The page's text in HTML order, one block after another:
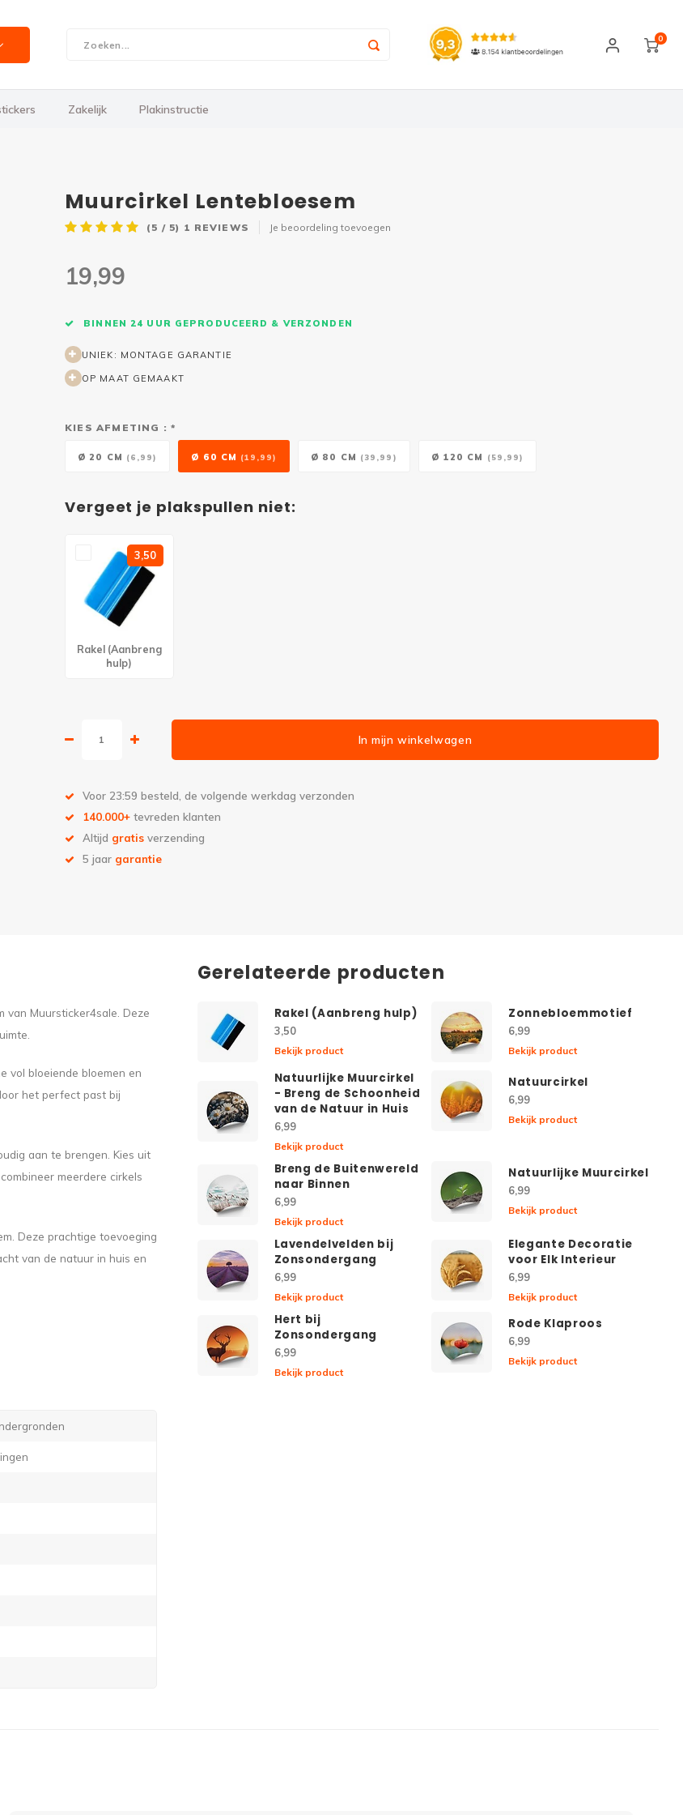
0
Zakelijk Plakinstructie
Muurcirkel Lentebloesem
(5 / 5) 1 REVIEWS Je beoordeling toevoegen
19,99
BINNEN 24 UUR GEPRODUCEERD & VERZONDEN
UNIEK: MONTAGE GARANTIE
OP MAAT GEMAAKT
KIES AFMETING : *
Ø 20 CM (6,99) Ø 60 CM (19,99) Ø 80 CM (39,99) Ø 120 CM (59,99)
Vergeet je plakspullen niet:
3,50
Rakel (Aanbreng
hulp)
In mijn winkelwagen
Voor 23:59 besteld, de volgende werkdag verzonden
140.000+ tevreden klanten
Altijd gratis verzending
5 jaar garantie
van Muursticker4sale. Deze
vol bloeiende bloemen en
het perfect past bij
aan te brengen. Kies uit
meerdere cirkels
Deze prachtige toevoeging
van de natuur in huis en
Gerelateerde producten
Rakel (Aanbreng hulp)
3,50
Bekijk product
Zonnebloemmotief
6,99
Bekijk product
Natuurlijke Muurcirkel
- Breng de Schoonheid
van de Natuur in Huis
6,99
Bekijk product
Natuurcirkel
6,99
Bekijk product
Breng de Buitenwereld
naar Binnen
6,99
Bekijk product
Natuurlijke Muurcirkel
6,99
Bekijk product
Lavendelvelden bij
Zonsondergang
6,99
Bekijk product
Elegante Decoratie
voor Elk Interieur
6,99
Bekijk product
Hert bij
Zonsondergang
6,99
Bekijk product
Rode Klaproos
6,99
Bekijk product